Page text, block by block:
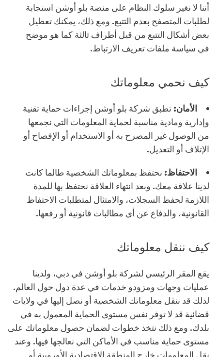
أننا لا نغير سلوك النظام على منصة بلو أوشن استجابة
لطلبات المتصفح بعدم التتبع. ومع ذلك، يمكنك تعطيل
بعض أشكال التتبع من قبل أطراف ثالثة كما هو موضح
في سياسة ملفات تعريف الارتباط.
كيف نحمي معلوماتك
الأمان: تطبق شركة بلو أوشن إجراءات حماية تقنية
وإدارية ومادية مناسبة لحماية المعلومات التي نجمعها
من الوصول غير المصرح به أو الاستخدام أو الإفصاح أو
الإتلاف أو التعديل.
الاحتفاظ: نحتفظ بمعلوماتك الشخصية طالما كانت
لدينا علاقة معك. وبعد انتهاء العلاقة نحتفظ بها للمدة
اللازمة لحفظ السجلات، والامتثال لمتطلبات الاحتفاظ
القانونية، والدفاع عن أي مطالبات قانونية أو رفعها.
كيف ننقل معلوماتك
يقع المقر الرئيسي لشركة بلو أوشن في دبي، ولدينا
عمليات وجهات ومزودو خدمات في عدة دول حول العالم.
لذلك قد ننقل معلوماتك الشخصية أو نصل إليها في ولايات
قضائية قد لا توفر نفس مستوى الحماية المعمول به في
بلدك. ومع ذلك نتخذ خطوات لضمان حصول معلوماتك على
مستوى حماية مناسب في الأماكن التي نعالجها فيها. وعند